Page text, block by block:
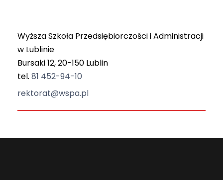
Wyższa Szkoła Przedsiębiorczości i Administracji
w Lublinie
Bursaki 12, 20-150 Lublin
tel. 81 452-94-10
rektorat@wspa.pl